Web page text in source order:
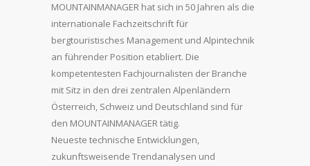
MOUNTAINMANAGER hat sich in 50 Jahren als die
internationale Fachzeitschrift für
bergtouristisches Management und Alpintechnik
an führender Position etabliert. Die
kompetentesten Fachjournalisten der Branche
mit Sitz in den drei zentralen Alpenländern
Österreich, Schweiz und Deutschland sind für
den MOUNTAINMANAGER tätig.
Neueste technische Entwicklungen,
zukunftsweisende Trendanalysen und